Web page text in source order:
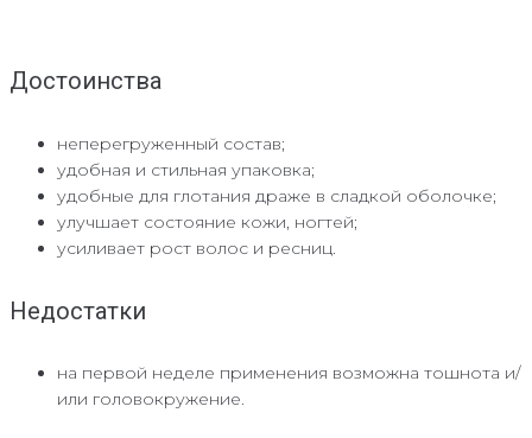
Достоинства
неперегруженный состав;
удобная и стильная упаковка;
удобные для глотания драже в сладкой оболочке;
улучшает состояние кожи, ногтей;
усиливает рост волос и ресниц.
Недостатки
на первой неделе применения возможна тошнота и/
или головокружение.